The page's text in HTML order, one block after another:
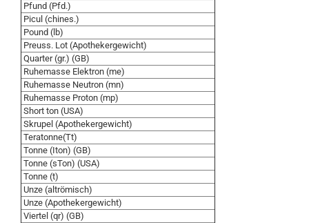
Pfund (Pfd.)
Picul (chines.)
Pound (lb)
Preuss. Lot (Apothekergewicht)
Quarter (gr.) (GB)
Ruhemasse Elektron (me)
Ruhemasse Neutron (mn)
Ruhemasse Proton (mp)
Short ton (USA)
Skrupel (Apothekergewicht)
Teratonne(Tt)
Tonne (Iton) (GB)
Tonne (sTon) (USA)
Tonne (t)
Unze (altrömisch)
Unze (Apothekergewicht)
Viertel (qr) (GB)